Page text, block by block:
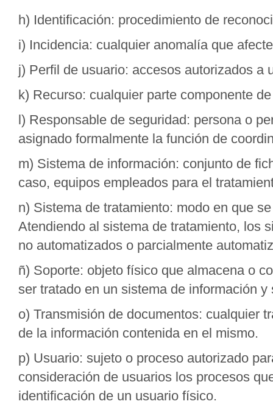
h) Identificación: procedimiento de
i) Incidencia: cualquier anomalía que
j) Perfil de usuario: accesos autorizados a
k) Recurso: cualquier parte componente
l) Responsable de seguridad: persona o
asignado formalmente la función de
m) Sistema de información: conjunto de
caso, equipos empleados para el
n) Sistema de tratamiento: modo en que
Atendiendo al sistema de tratamiento, los
no automatizados o parcialmente
ñ) Soporte: objeto físico que almacena o
ser tratado en un sistema de información
o) Transmisión de documentos: cualquier
de la información contenida en el mismo.
p) Usuario: sujeto o proceso autorizado
consideración de usuarios los procesos
identificación de un usuario físico.